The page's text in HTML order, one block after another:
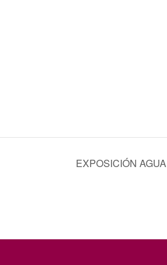
EXPOSICIÓN AGUA